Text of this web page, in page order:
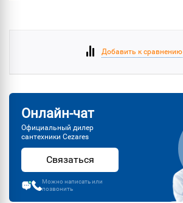
Добавить к сравнению
Онлайн-чат
Официальный дилер
сантехники Cezares
Связаться
Можно написать или
позвонить